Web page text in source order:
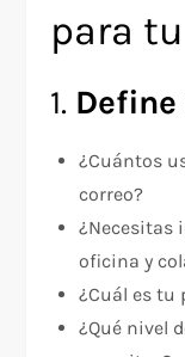
para
1.
¿Cuántos
correo?
¿Necesitas
oficina y
¿Cuál es tu
¿Qué nivel